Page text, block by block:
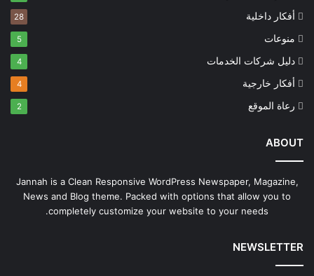
أفكار داخلية 28
منوعات 5
دليل شركات الخدمات 4
أفكار خارجية 4
رعاة الموقع 2
ABOUT
Jannah is a Clean Responsive WordPress Newspaper, Magazine,
News and Blog theme. Packed with options that allow you to
completely customize your website to your needs.
NEWSLETTER